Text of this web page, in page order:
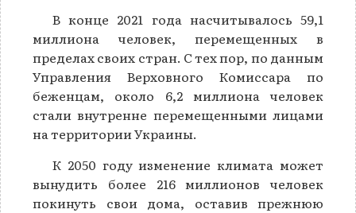
В конце 2021 года насчитывалось 59,1
миллиона человек, перемещенных в
пределах своих стран. С тех пор, по данным
Управления Верховного Комиссара по
беженцам, около 6,2 миллиона человек
стали внутренне перемещенными лицами
на территории Украины.
К 2050 году изменение климата может
вынудить более 216 миллионов человек
покинуть свои дома, оставив прежнюю